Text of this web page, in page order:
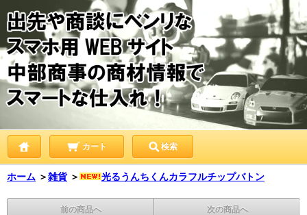
カート 検索
ホーム ＞雑貨 ＞ 光るうんちくんカラフルチップバトン
前の商品へ 次の商品へ